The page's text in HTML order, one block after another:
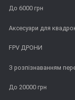
До 6000 грн
Аксесуари для
FPV ДРОНИ
З розпізнаванням
До 20000 грн